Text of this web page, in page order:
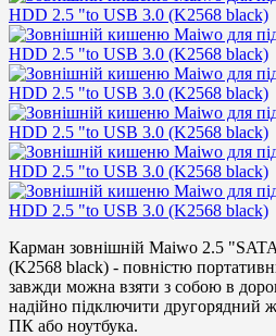
Карман зовнішній Maiwo 2.5
(K2568 black) - повністю
завжди можна взяти з собою в
надійно підключити другорядний
ПК або ноутбука.